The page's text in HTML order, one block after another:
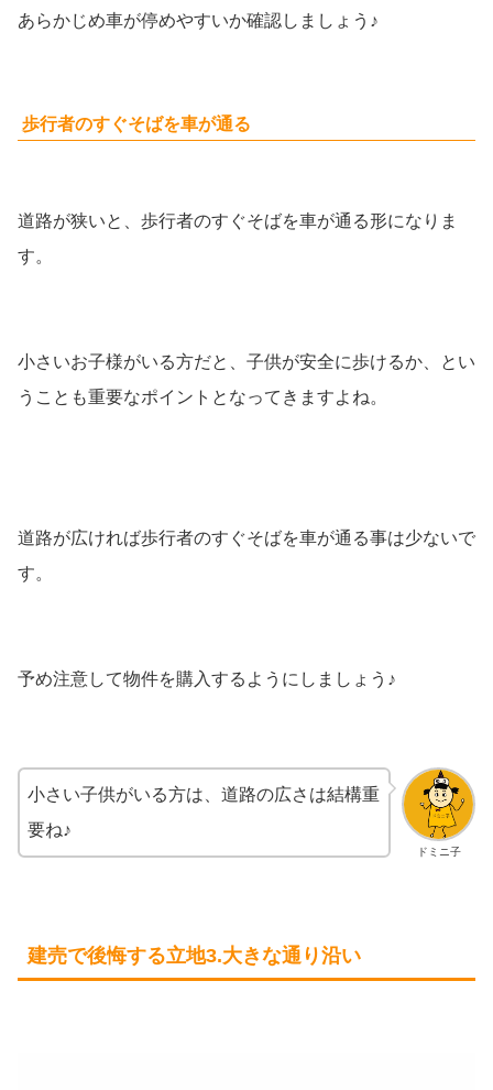
あらかじめ車が停めやすいか確認しましょう♪
歩行者のすぐそばを車が通る
道路が狭いと、歩行者のすぐそばを車が通る形になりま
す。
小さいお子様がいる方だと、子供が安全に歩けるか、とい
うことも重要なポイントとなってきますよね。
道路が広ければ歩行者のすぐそばを車が通る事は少ないで
す。
予め注意して物件を購入するようにしましょう♪
ドミニ子
小さい子供がいる方は、道路の広さは結構重
要ね♪
建売で後悔する立地3.大きな通り沿い